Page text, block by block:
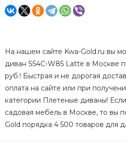
На нашем сайте Kwa-Gold.ru вы
диван S54C-W85 Latte в Москве
руб.! Быстрая и не дорогая
оплата на сайте или при
категории Плетеные диваны!
садовая мебель в Москве, то вы
Gold порядка 4 500 товаров для